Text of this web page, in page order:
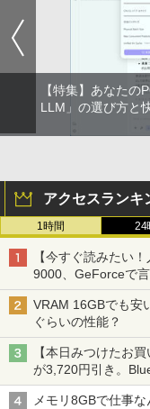
【特集】あなた
LLM」の選び方と
アクセスランキ
1時間 24
【今すぐ読みたい
9000、GeForceで
VRAM 16GBでも安
ぐらいの性能？
【本日みつけたお
が3,720円引き。
メモリ8GBで仕事